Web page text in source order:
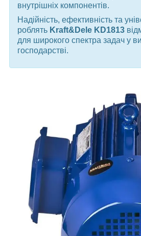
внутрішніх компонентів.
Надійність, ефективність та
роблять Kraft&Dele KD1813
для широкого спектра задач у
господарстві.